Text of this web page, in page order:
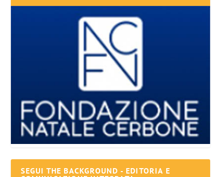
SEGUI THE BACKGROUND - EDITORIA E